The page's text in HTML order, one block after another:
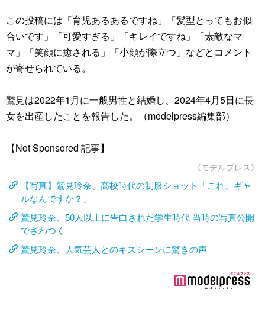
この投稿には「育児あるあるですね」「髪型とってもお似
合いです」「可愛すぎる」「キレイですね」「素敵なマ
マ」「笑顔に癒される」「小顔が際立つ」などとコメント
が寄せられている。
鷲見は2022年1月に一般男性と結婚し、2024年4月5日に長
女を出産したことを報告した。（modelpress編集部）
【Not Sponsored 記事】
《モデルプレス》
【写真】鷲見玲奈、高校時代の制服ショット「これ、ギャ
ルなんですか？」
鷲見玲奈、50人以上に告白された学生時代 当時の写真公開
でざわつく
鷲見玲奈、人気芸人とのキスシーンに驚きの声